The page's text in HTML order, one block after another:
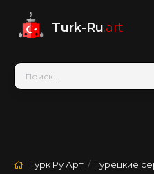
Turk-Ru.art
Турк Ру Арт /Турецкие